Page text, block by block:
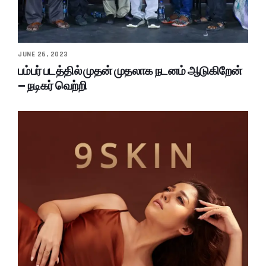
JUNE 26, 2023
பம்பர் படத்தில் முதன் முதலாக நடனம் ஆடுகிறேன்
– நடிகர் வெற்றி